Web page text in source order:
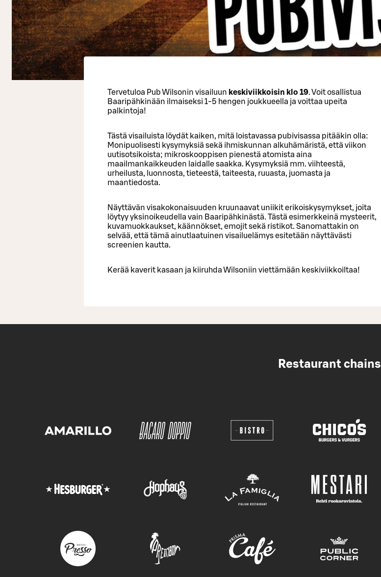
Tervetuloa Pub Wilsonin visailuun keskiviikkoisin klo 19. Voit osallistua
Baaripähkinään ilmaiseksi 1-5 hengen joukkueella ja voittaa upeita
palkintoja!
Tästä visailuista löydät kaiken, mitä loistavassa pubivisassa pitääkin olla:
Monipuolisesti kysymyksiä sekä ihmiskunnan alkuhämäristä, että viikon
uutisotsikoista; mikroskooppisen pienestä atomista aina
maailmankaikkeuden laidalle saakka. Kysymyksiä mm. viihteestä,
urheilusta, luonnosta, tieteestä, taiteesta, ruuasta, juomasta ja
maantiedosta.
Näyttävän visakokonaisuuden kruunaavat uniikit erikoiskysymykset, joita
löytyy yksinoikeudella vain Baaripähkinästä. Tästä esimerkkeinä mysteerit,
kuvamuokkaukset, käännökset, emojit sekä ristikot. Sanomattakin on
selvää, että tämä ainutlaatuinen visailuelämys esitetään näyttävästi
screenien kautta.
Kerää kaverit kasaan ja kiiruhda Wilsoniin viettämään keskiviikkoiltaa!
Restaurant chains